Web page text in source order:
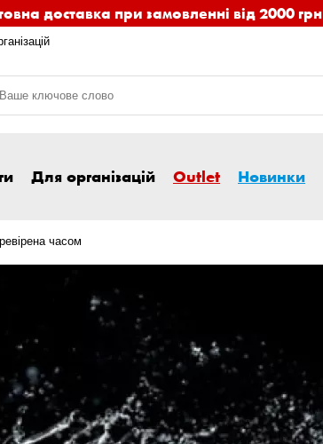
доставка при замовленні від 2000 грн
Для організацій Outlet Новинки
часом